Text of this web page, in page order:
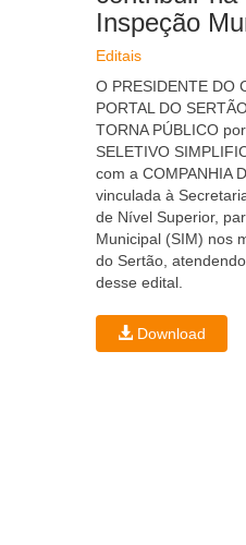
Inspeção
Editais
O PRESIDENTE DO
PORTAL DO
TORNA PÚBLICO
SELETIVO
com a COMPANHIA
vinculada à
de Nível Superior,
Municipal (SIM) nos
do Sertão,
desse edital.
Download